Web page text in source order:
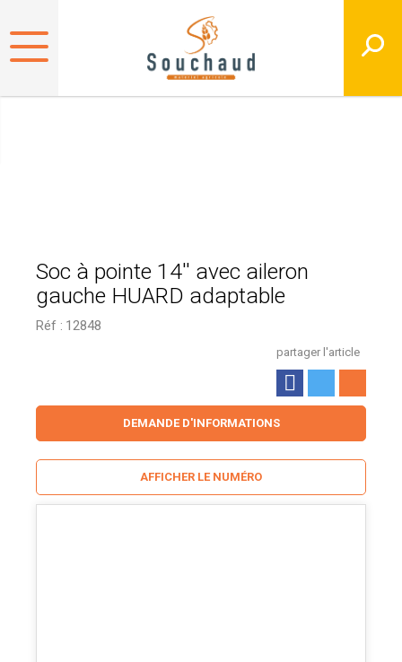
Soc à pointe 14'' avec aileron
gauche HUARD adaptable
Réf : 12848
partager l'article
DEMANDE D'INFORMATIONS
AFFICHER LE NUMÉRO